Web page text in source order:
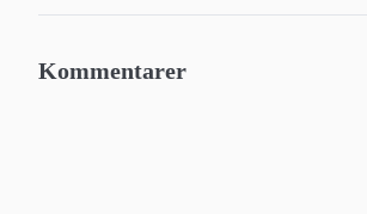
Kommentarer